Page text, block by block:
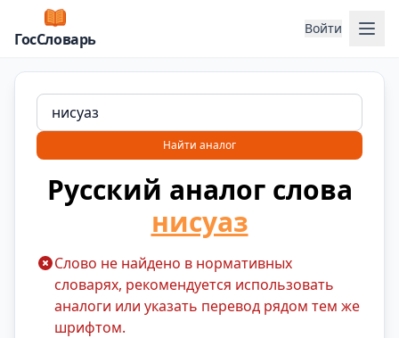
ГосСловарь
Войти
Найти аналог
Русский аналог слова
нисуаз
Слово не найдено в нормативных
словарях, рекомендуется использовать
аналоги или указать перевод рядом тем же
шрифтом.